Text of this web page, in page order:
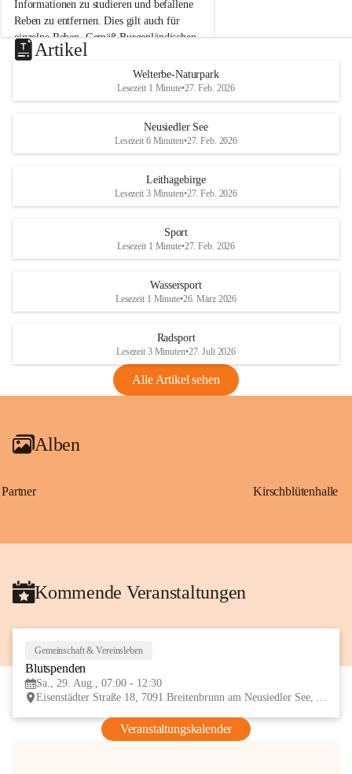
N
e
u
s
d
S
Informationen zu studieren und befallene
Reben zu entfernen. Dies gilt auch für
einzelne Reben. Gemäß Burgenländischen
Weinbaugesetz sind nicht gepflegte oder
unzulässige Weingärten zu roden! Bitte
helfen wir zusammen um unsere Winzer
vor den prognostizierten Ernteausfällen
und den daraus folgenden wirtschaftlichen
Maßnahmen zur Bekämpfung
Rebe und der Amerikanischen
Anhang VBl. EU Nr. 18
1 Seite•1,4 MB
VBl. EU Nr. 18_2026
u
e
d
r
S
Artikel
Welterbe-Naturpark
Lesezeit 1 Minute•27. Feb. 2026
Neusiedler See
Lesezeit 6 Minuten•27. Feb. 2026
Leithagebirge
Lesezeit 3 Minuten•27. Feb. 2026
Sport
Lesezeit 1 Minute•27. Feb. 2026
Wassersport
Lesezeit 1 Minute•26. März 2026
Radsport
Lesezeit 3 Minuten•27. Juli 2026
Alle Artikel sehen
Alben
Partner Kirschblütenhalle
Kommende Veranstaltungen
Gemeinschaft & Vereinsleben
Blutspenden
Sa., 29. Aug., 07:00 - 12:30
Eisenstädter Straße 18, 7091 Breitenbrunn am Neusiedler See, AUT
Veranstaltungskalender